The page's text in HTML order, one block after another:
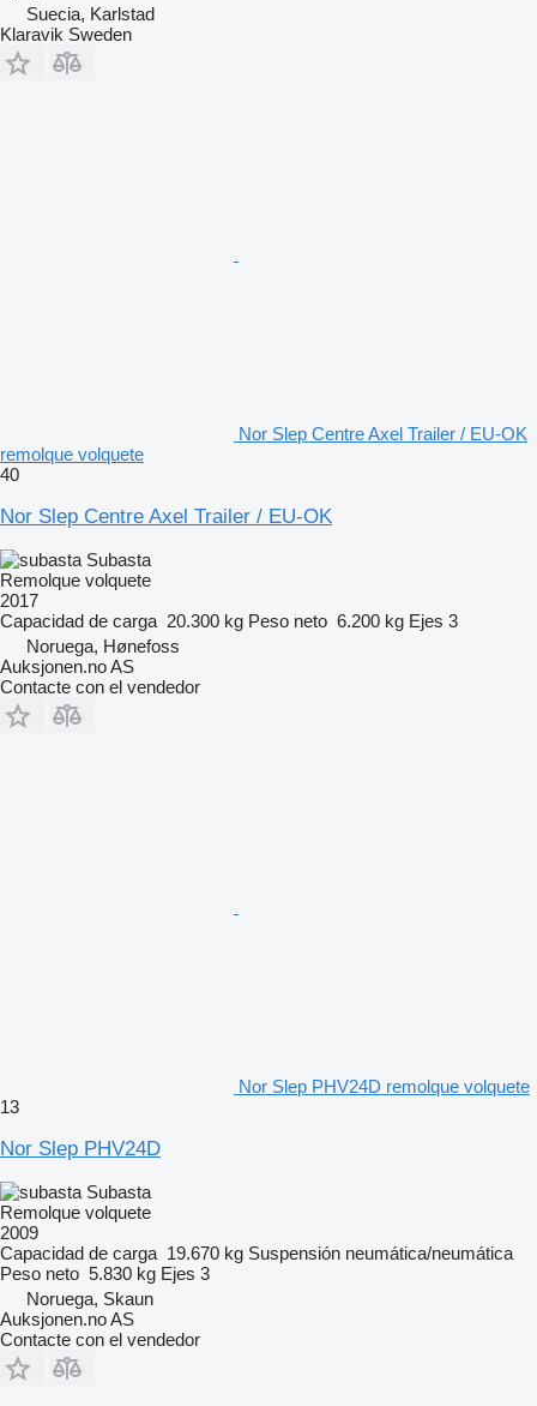
Suecia, Karlstad
Klaravik Sweden
Nor Slep Centre Axel Trailer / EU-OK
remolque volquete
40
Nor Slep Centre Axel Trailer / EU-OK
Subasta
Remolque volquete
2017
Capacidad de carga 20.300 kg Peso neto 6.200 kg Ejes 3
Noruega, Hønefoss
Auksjonen.no AS
Contacte con el vendedor
Nor Slep PHV24D remolque volquete
13
Nor Slep PHV24D
Subasta
Remolque volquete
2009
Capacidad de carga 19.670 kg Suspensión neumática/neumática
Peso neto 5.830 kg Ejes 3
Noruega, Skaun
Auksjonen.no AS
Contacte con el vendedor